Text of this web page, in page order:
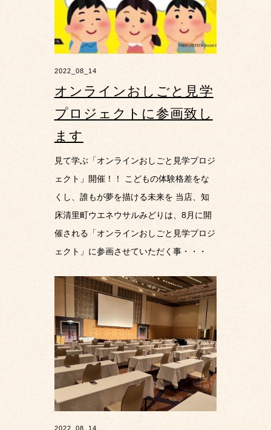
2022_08_14
オンラインおしごと見学
プロジェクトに参画致し
ます
見て学ぶ「オンラインおしごと見学プロジ
ェクト」開催！！ こどもの体験格差をな
くし、誰もが夢を描ける未来を 当店、知
床清里町ウエネウサルみどりは、8月に開
催される「オンラインおしごと見学プロジ
ェクト」に参画させていただく事・・・
2022_08_14